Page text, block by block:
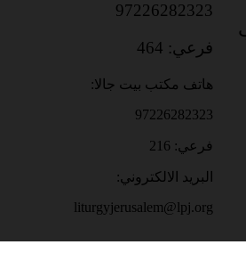
97226282323
فرعي: 464
هاتف مكتب بيت جالا:
97226282323
فرعي: 216
البريد الالكتروني:
liturgyjerusalem@lpj.org